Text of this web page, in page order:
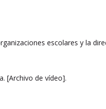
escolares y la
[Archivo de vídeo].